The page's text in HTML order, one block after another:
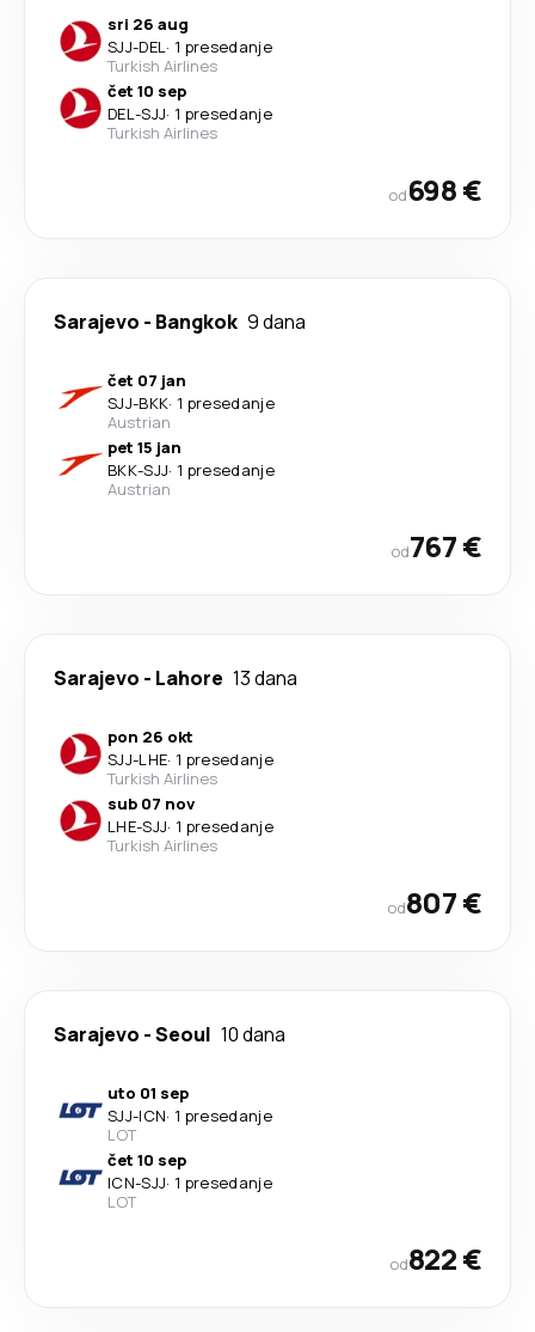
sri 26 aug
SJJ-DEL· 1 presedanje
Turkish Airlines
čet 10 sep
DEL-SJJ· 1 presedanje
Turkish Airlines
od698 €
Sarajevo - Bangkok 9 dana
čet 07 jan
SJJ-BKK· 1 presedanje
Austrian
pet 15 jan
BKK-SJJ· 1 presedanje
Austrian
od767 €
Sarajevo - Lahore 13 dana
pon 26 okt
SJJ-LHE· 1 presedanje
Turkish Airlines
sub 07 nov
LHE-SJJ· 1 presedanje
Turkish Airlines
od807 €
Sarajevo -Seoul 10 dana
uto 01 sep
SJJ-ICN· 1 presedanje
LOT
čet 10 sep
ICN-SJJ· 1 presedanje
LOT
od822 €